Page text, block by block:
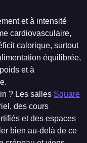
et à intensité
cardiovasculaire,
calorique, surtout
équilibrée,
et à
? Les salles Square
des cours
et des espaces
bien au-delà de ce